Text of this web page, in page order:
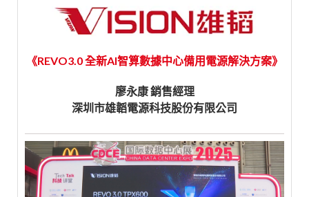
《REVO3.0 全新AI智算數據中心備用電源解決方案》
廖永康 銷售經理
深圳市雄韜電源科技股份有限公司